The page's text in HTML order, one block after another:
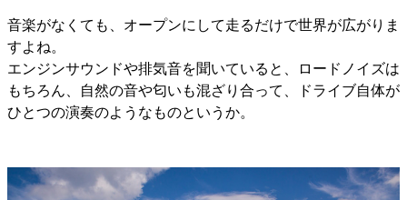
音楽がなくても、オープンにして走るだけで世界が広がりま
すよね。
エンジンサウンドや排気音を聞いていると、ロードノイズは
もちろん、自然の音や匂いも混ざり合って、ドライブ自体が
ひとつの演奏のようなものというか。